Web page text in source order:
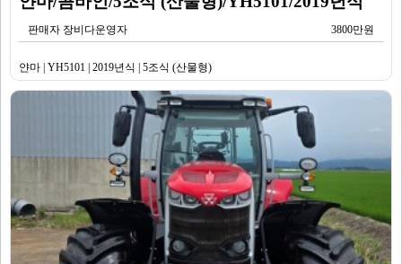
판매자 장비다운영자 3800만원
얀마 | YH5101 | 2019년식 | 5조식 (산물형)